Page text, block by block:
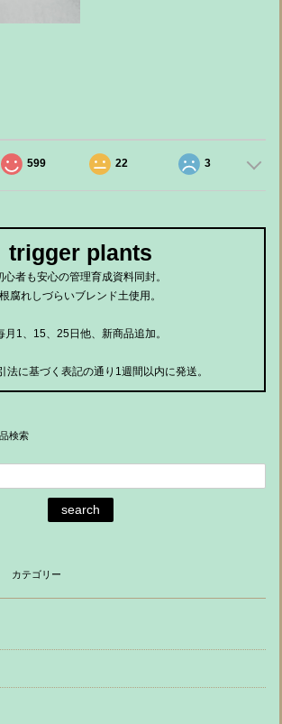
599 22 3
trigger plants
心者も安心の管理育成資料同封。
根腐れしづらいブレンド土使用。
月1、15、25日他、新商品追加。
法に基づく表記の通り1週間以内に発送。
検索
search
カテゴリー